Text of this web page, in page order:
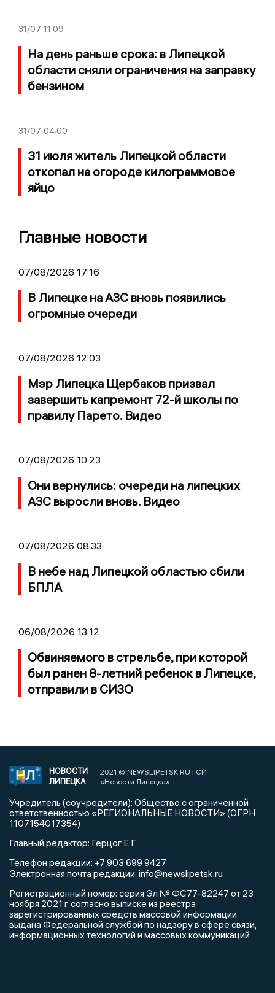
31/07 11:09
На день раньше срока: в Липецкой
области сняли ограничения на заправку
бензином
31/07 04:00
31 июля житель Липецкой области
откопал на огороде килограммовое
яйцо
Главные новости
07/08/2026 17:16
В Липецке на АЗС вновь появились
огромные очереди
07/08/2026 12:03
Мэр Липецка Щербаков призвал
завершить капремонт 72-й школы по
правилу Парето. Видео
07/08/2026 10:23
Они вернулись: очереди на липецких
АЗС выросли вновь. Видео
07/08/2026 08:33
В небе над Липецкой областью сбили
БПЛА
06/08/2026 13:12
Обвиняемого в стрельбе, при которой
был ранен 8-летний ребенок в Липецке,
отправили в СИЗО
НОВОСТИ
ЛИПЕЦКА
2021 © NEWSLIPETSK.RU | СИ
«Новости Липецка»
Учредитель (соучредители): Общество с ограниченной
ответственностью «РЕГИОНАЛЬНЫЕ НОВОСТИ» (ОГРН
1107154017354)
Главный редактор: Герцог Е.Г.
Телефон редакции: +7 903 699 9427
Электронная почта редакции: info@newslipetsk.ru
Регистрационный номер: серия Эл № ФС77-82247 от 23
ноября 2021 г. согласно выписке из реестра
зарегистрированных средств массовой информации
выдана Федеральной службой по надзору в сфере связи,
информационных технологий и массовых коммуникаций